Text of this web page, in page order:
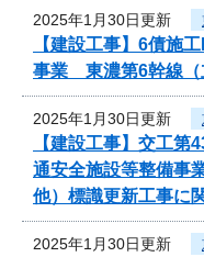
2025年1月30日更新
【建設工事】6債施
事業 東濃第6幹線（
2025年1月30日更新
【建設工事】交工
通安全施設等整備事
他）標識更新工事に
2025年1月30日更新